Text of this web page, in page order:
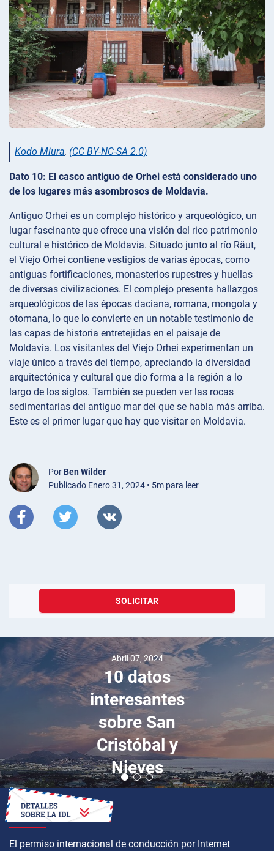
Kodo Miura, (CC BY-NC-SA 2.0)
Dato 10: El casco antiguo de Orhei está considerado uno
de los lugares más asombrosos de Moldavia.
Antiguo Orhei es un complejo histórico y arqueológico, un
lugar fascinante que ofrece una visión del rico patrimonio
cultural e histórico de Moldavia. Situado junto al río Răut,
el Viejo Orhei contiene vestigios de varias épocas, como
antiguas fortificaciones, monasterios rupestres y huellas
de diversas civilizaciones. El complejo presenta hallazgos
arqueológicos de las épocas daciana, romana, mongola y
otomana, lo que lo convierte en un notable testimonio de
las capas de historia entretejidas en el paisaje de
Moldavia. Los visitantes del Viejo Orhei experimentan un
viaje único a través del tiempo, apreciando la diversidad
arquitectónica y cultural que dio forma a la región a lo
largo de los siglos. También se pueden ver las rocas
sedimentarias del antiguo mar del que se habla más arriba.
Este es el primer lugar que hay que visitar en Moldavia.
Por Ben Wilder
Publicado Enero 31, 2024 • 5m para leer
SOLICITAR
Abril 07, 2024
10 datos
interesantes
sobre San
Cristóbal y
Nieves
CÓMO OBTENER
El permiso internacional de conducción por Internet